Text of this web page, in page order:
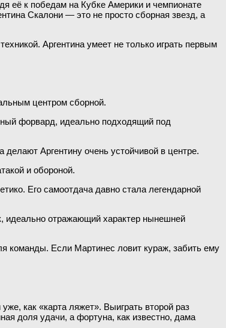
её к победам на Кубке Америки и чемпионате
Скалони — это не просто сборная звезд, а
Аргентина умеет не только играть первым
центром сборной.
форвард, идеально подходящий под
Аргентину очень устойчивой в центре.
и обороной.
Его самоотдача давно стала легендарной
идеально отражающий характер нынешней
команды. Если Мартинес ловит кураж, забить ему
как «карта ляжет». Выиграть второй раз
доля удачи, а фортуна, как известно, дама